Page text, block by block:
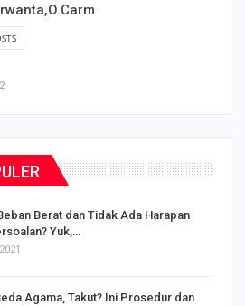
Berat dan Tidak Ada Harapan
Yuk,…
Agama, Takut? Ini Prosedur dan